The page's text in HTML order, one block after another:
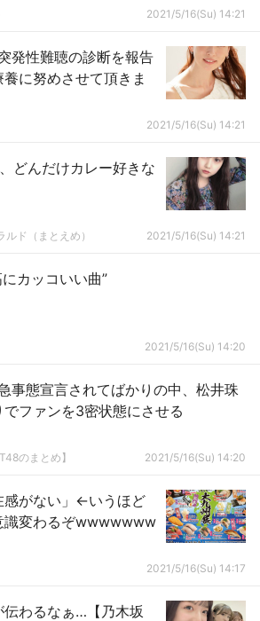
2021/5/16(Su) 14:21
発性難聴の診断を報告
養に努めさせて頂きま
2021/5/16(Su) 14:21
どんだけカレー好きな
ド（まとえめ） 2021/5/16(Su) 14:21
にカッコいい曲”
2021/5/16(Su) 14:20
事態宣言されてばかりの中、松井珠
ファンを3密状態にさせる
のまとめ】 2021/5/16(Su) 14:20
感がない」←いうほど
識変わるぞwwwwwww
2021/5/16(Su) 14:17
伝わるなぁ…【乃木坂